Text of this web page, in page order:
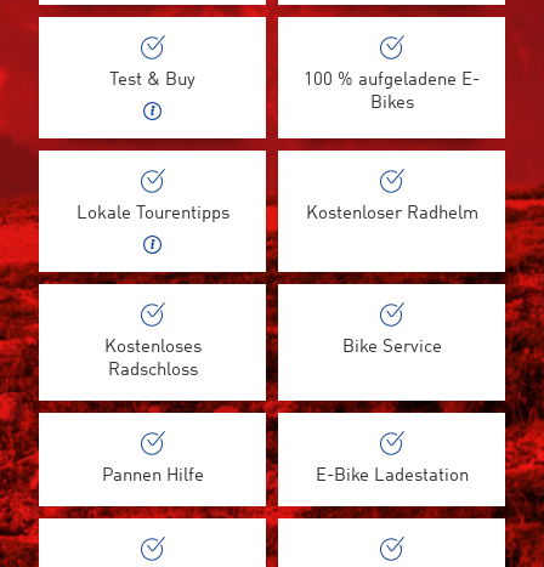
Test & Buy
100 % aufgeladene E-
Bikes
Lokale Tourentipps Kostenloser Radhelm
Kostenloses
Radschloss
Bike Service
Pannen Hilfe E-Bike Ladestation